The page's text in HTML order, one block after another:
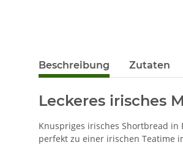
Beschreibung Zutaten
Leckeres irisches
Knuspriges irisches Shortbread in
perfekt zu einer irischen Teatime